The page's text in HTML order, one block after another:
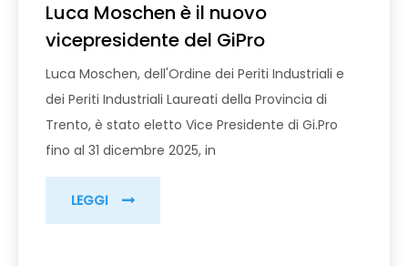
Luca Moschen è il nuovo
vicepresidente del GiPro
Luca Moschen, dell'Ordine dei Periti Industriali e
dei Periti Industriali Laureati della Provincia di
Trento, è stato eletto Vice Presidente di Gi.Pro
fino al 31 dicembre 2025, in
LEGGI